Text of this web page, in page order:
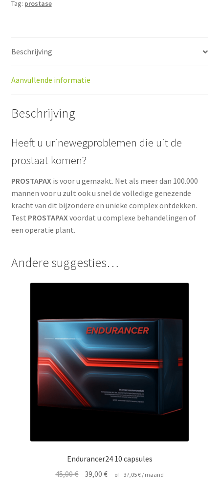
+
aantal
Tag: prostase
Beschrijving
Aanvullende informatie
Beschrijving
Heeft u urinewegproblemen die uit de
prostaat komen?
PROSTAPAX is voor u gemaakt. Net als meer dan 100.000
mannen voor u zult ook u snel de volledige genezende
kracht van dit bijzondere en unieke complex ontdekken.
Test PROSTAPAX voordat u complexe behandelingen of
een operatie plant.
Andere suggesties…
Endurancer24 10 capsules
45,00€ Oorspronkelijke
39,00€Huidige
— of 37,05€ / maand